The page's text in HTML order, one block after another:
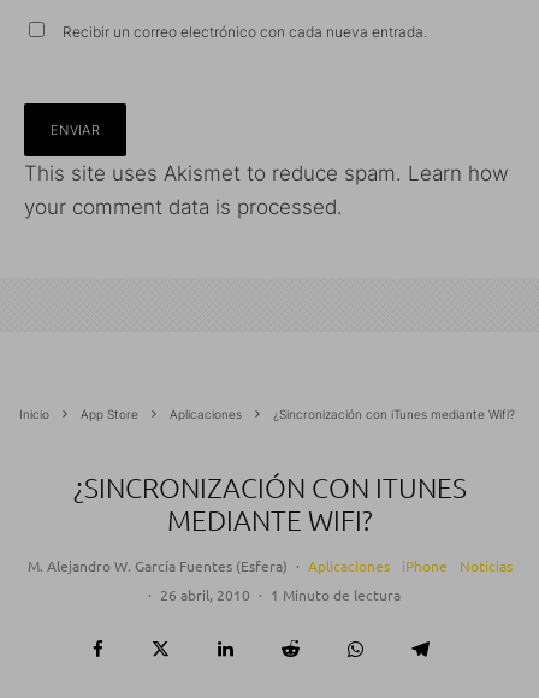
Recibir un correo electrónico con cada nueva entrada.
This site uses Akismet to reduce spam. Learn how
your comment data is processed.
Inicio App Store Aplicaciones ¿Sincronización con iTunes mediante Wifi?
¿SINCRONIZACIÓN CON ITUNES
MEDIANTE WIFI?
M. Alejandro W. García Fuentes (Esfera) · Aplicaciones iPhone
Noticias
· 26 abril, 2010 · 1 Minuto de lectura